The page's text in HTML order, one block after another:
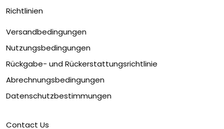
Richtlinien
Versandbedingungen
Nutzungsbedingungen
Rückgabe- und Rückerstattungsrichtlinie
Abrechnungsbedingungen
Datenschutzbestimmungen
Contact Us